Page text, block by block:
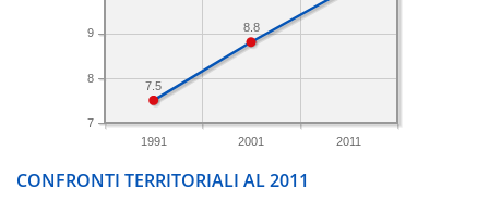
1991 2001 2011
7
8
9 8.8
7.5
CONFRONTI TERRITORIALI AL 2011